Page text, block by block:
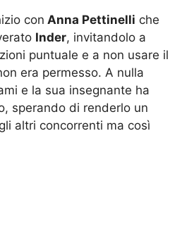
con Anna Pettinelli che
Inder, invitandolo a
puntuale e a non usare il
era permesso. A nulla
e la sua insegnante ha
sperando di renderlo un
altri concorrenti ma così